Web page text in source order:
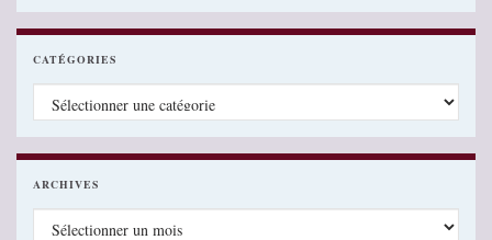
CATÉGORIES
Catégories
ARCHIVES
Archives